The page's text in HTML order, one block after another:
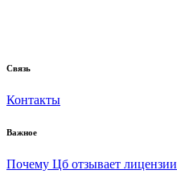
Связь
Контакты
Важное
Почему Цб отзывает лицензии